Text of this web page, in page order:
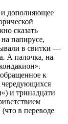
и дополняющее
сказать
папирусе,
в свитки —
А палочка, на
к
чередующихся
и тринадцати
в переводе